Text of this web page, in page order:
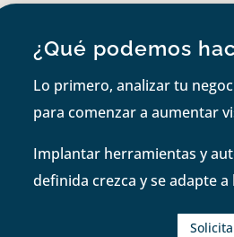
¿Qué podemos
Lo primero, analizar tu
para comenzar a aumentar
Implantar herramientas y
definida crezca y se adapte